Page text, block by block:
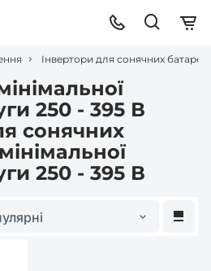
Інвертори для сонячних батарей
250 - 395 В
сонячних
250 - 395 В